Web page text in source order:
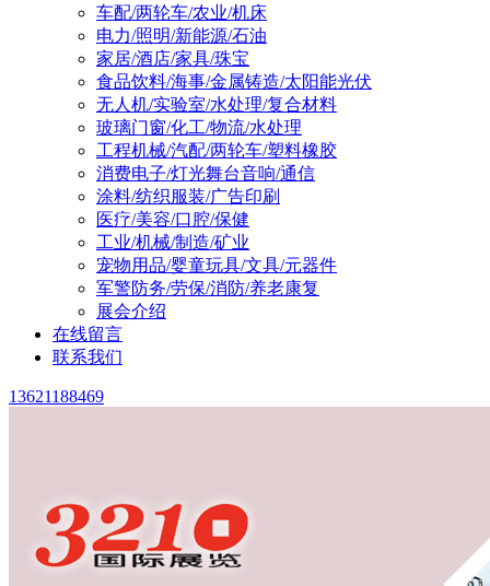
车配/两轮车/农业/机床
电力/照明/新能源/石油
家居/酒店/家具/珠宝
食品饮料/海事/金属铸造/太阳能光伏
无人机/实验室/水处理/复合材料
玻璃门窗/化工/物流/水处理
工程机械/汽配/两轮车/塑料橡胶
消费电子/灯光舞台音响/通信
涂料/纺织服装/广告印刷
医疗/美容/口腔/保健
工业/机械/制造/矿业
宠物用品/婴童玩具/文具/元器件
军警防务/劳保/消防/养老康复
展会介绍
在线留言
联系我们
13621188469